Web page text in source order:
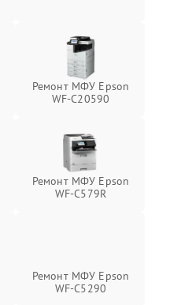
Ремонт МФУ Epson
WF-C20590
Ремонт МФУ Epson
WF-C579R
Ремонт МФУ Epson
WF-C5290